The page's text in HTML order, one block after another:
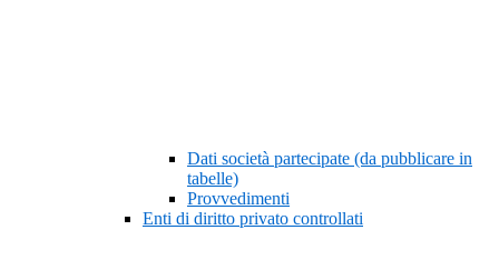
Dati società partecipate (da pubblicare in
tabelle)
Provvedimenti
Enti di diritto privato controllati